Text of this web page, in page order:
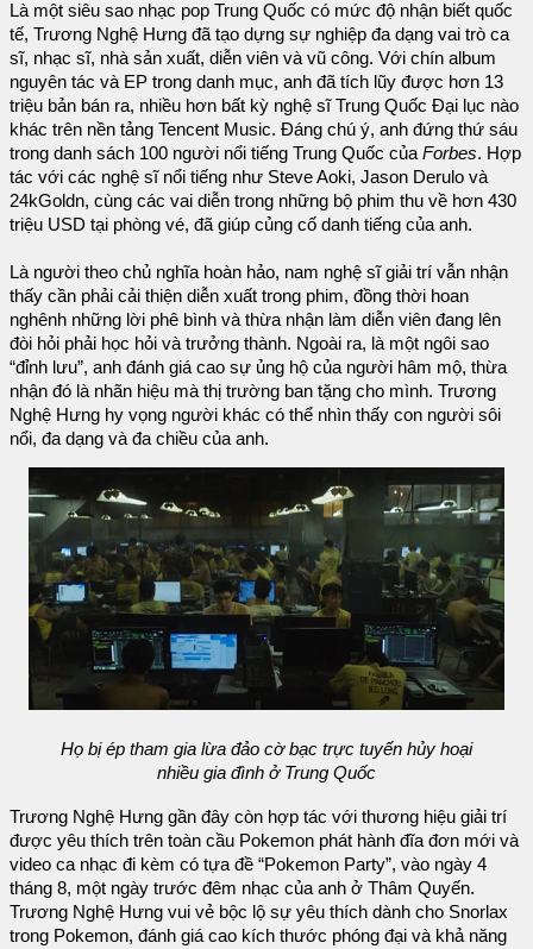
Là một siêu sao nhạc pop Trung Quốc có mức độ nhận biết quốc
tế, Trương Nghệ Hưng đã tạo dựng sự nghiệp đa dạng vai trò ca
sĩ, nhạc sĩ, nhà sản xuất, diễn viên và vũ công. Với chín album
nguyên tác và EP trong danh mục, anh đã tích lũy được hơn 13
triệu bản bán ra, nhiều hơn bất kỳ nghệ sĩ Trung Quốc Đại lục nào
khác trên nền tảng Tencent Music. Đáng chú ý, anh đứng thứ sáu
trong danh sách 100 người nổi tiếng Trung Quốc của Forbes. Hợp
tác với các nghệ sĩ nổi tiếng như Steve Aoki, Jason Derulo và
24kGoldn, cùng các vai diễn trong những bộ phim thu về hơn 430
triệu USD tại phòng vé, đã giúp củng cố danh tiếng của anh.
Là người theo chủ nghĩa hoàn hảo, nam nghệ sĩ giải trí vẫn nhận
thấy cần phải cải thiện diễn xuất trong phim, đồng thời hoan
nghênh những lời phê bình và thừa nhận làm diễn viên đang lên
đòi hỏi phải học hỏi và trưởng thành. Ngoài ra, là một ngôi sao
“đỉnh lưu”, anh đánh giá cao sự ủng hộ của người hâm mộ, thừa
nhận đó là nhãn hiệu mà thị trường ban tặng cho mình. Trương
Nghệ Hưng hy vọng người khác có thể nhìn thấy con người sôi
nổi, đa dạng và đa chiều của anh.
Họ bị ép tham gia lừa đảo cờ bạc trực tuyến hủy hoại
nhiều gia đình ở Trung Quốc
Trương Nghệ Hưng gần đây còn hợp tác với thương hiệu giải trí
được yêu thích trên toàn cầu Pokemon phát hành đĩa đơn mới và
video ca nhạc đi kèm có tựa đề “Pokemon Party”, vào ngày 4
tháng 8, một ngày trước đêm nhạc của anh ở Thâm Quyến.
Trương Nghệ Hưng vui vẻ bộc lộ sự yêu thích dành cho Snorlax
trong Pokemon, đánh giá cao kích thước phóng đại và khả năng